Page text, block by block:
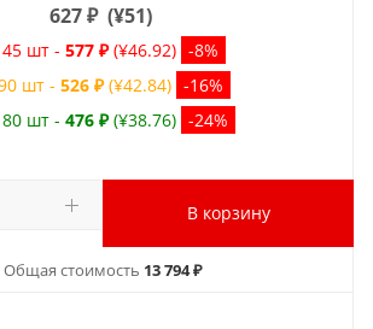
627₽ (¥51)
45 шт - 577 ₽ (¥46.92) -8%
шт - 526 ₽ (¥42.84) -16%
шт - 476 ₽ (¥38.76) -24%
В корзину
Общая стоимость 13 794 ₽